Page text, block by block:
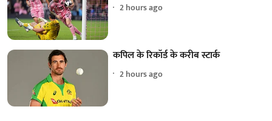
2 hours ago
कपिल के रिकॉर्ड के करीब स्टार्क
2 hours ago